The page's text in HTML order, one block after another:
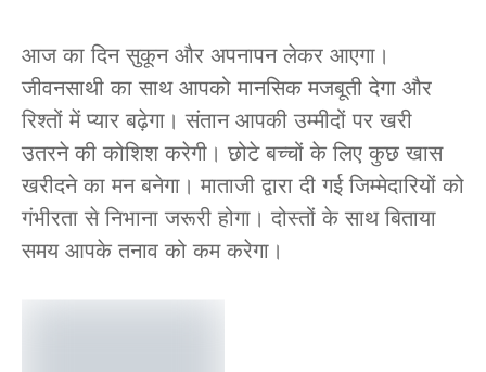
आज का दिन सुकून और अपनापन लेकर आएगा।
जीवनसाथी का साथ आपको मानसिक मजबूती देगा और
रिश्तों में प्यार बढ़ेगा। संतान आपकी उम्मीदों पर खरी
उतरने की कोशिश करेगी। छोटे बच्चों के लिए कुछ खास
खरीदने का मन बनेगा। माताजी द्वारा दी गई जिम्मेदारियों को
गंभीरता से निभाना जरूरी होगा। दोस्तों के साथ बिताया
समय आपके तनाव को कम करेगा।